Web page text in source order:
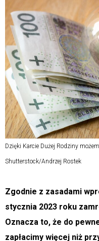
Dzięki Karcie Dużej Rodziny
Shutterstock/Andrzej Rostek
Zgodnie z zasadami
stycznia 2023 roku
Oznacza to, że do
zapłacimy więcej niż